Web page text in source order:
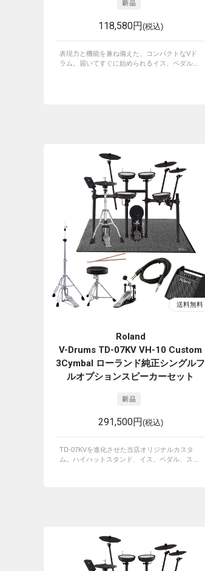
118,580円(税込)
表現力と機能を兼ね備えた、コンパクトなVド
ラム。届いてすぐに始められるイス、ペダル...
Roland
V-Drums TD-07KV VH-10 Custom
3Cymbal ローランド純正シングルフ
ルオプションスピーカーセット
291,500円(税込)
TD-07KVを進化させた当店オリジナルカスタ
ム。ハイハットスタンド、イス、ペダル、ス...